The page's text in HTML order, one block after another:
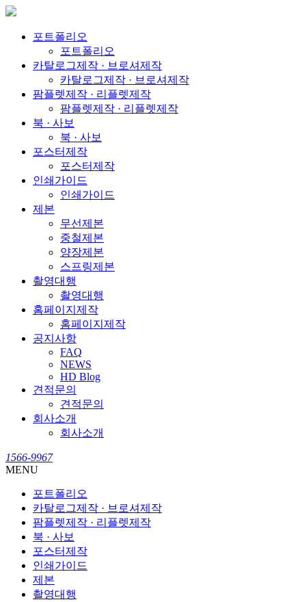
포트폴리오
포트폴리오
카탈로그제작 · 브로셔제작
카탈로그제작 · 브로셔제작
팜플렛제작 · 리플렛제작
팜플렛제작 · 리플렛제작
북 · 사보
북 · 사보
포스터제작
포스터제작
인쇄가이드
인쇄가이드
제본
무선제본
중철제본
양장제본
스프링제본
촬영대행
촬영대행
홈페이지제작
홈페이지제작
공지사항
FAQ
NEWS
HD Blog
견적문의
견적문의
회사소개
회사소개
1566-9967
MENU
포트폴리오
카탈로그제작 · 브로셔제작
팜플렛제작 · 리플렛제작
북 · 사보
포스터제작
인쇄가이드
제본
촬영대행